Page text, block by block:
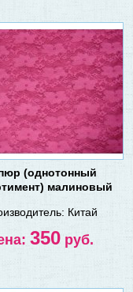
(однотонный
малиновый
Китай
350 руб.